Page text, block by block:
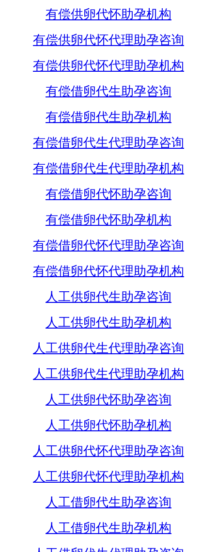
有偿供卵代怀助孕机构
有偿供卵代怀代理助孕咨询
有偿供卵代怀代理助孕机构
有偿借卵代生助孕咨询
有偿借卵代生助孕机构
有偿借卵代生代理助孕咨询
有偿借卵代生代理助孕机构
有偿借卵代怀助孕咨询
有偿借卵代怀助孕机构
有偿借卵代怀代理助孕咨询
有偿借卵代怀代理助孕机构
人工供卵代生助孕咨询
人工供卵代生助孕机构
人工供卵代生代理助孕咨询
人工供卵代生代理助孕机构
人工供卵代怀助孕咨询
人工供卵代怀助孕机构
人工供卵代怀代理助孕咨询
人工供卵代怀代理助孕机构
人工借卵代生助孕咨询
人工借卵代生助孕机构